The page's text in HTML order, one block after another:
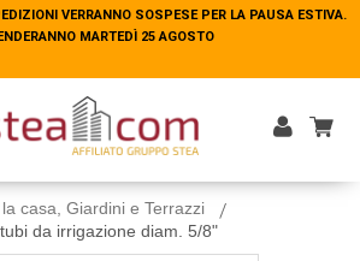
VERRANNO SOSPESE PER LA PAUSA ESTIVA.
MARTEDÌ 25 AGOSTO
casa, Giardini e Terrazzi
da irrigazione diam. 5/8"
VERRANNO SOSPESE PER LA PAUSA ESTIVA.
MARTEDÌ 25 AGOSTO